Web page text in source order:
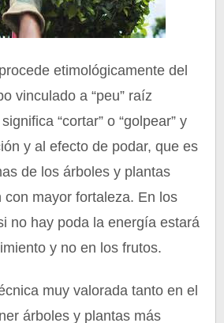
etimológicamente del
vinculado a “peu” raíz
“cortar” o “golpear” y
y al efecto de podar, que es
de los árboles y plantas
con mayor fortaleza. En los
no hay poda la energía estará
y no en los frutos.
muy valorada tanto en el
árboles y plantas más